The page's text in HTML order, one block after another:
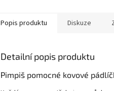
Popis produktu Diskuze
Detailní popis produktu
Pimpiš pomocné kovové